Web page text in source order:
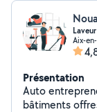
Aix-
Présentation
Auto
bâtiments offres mes